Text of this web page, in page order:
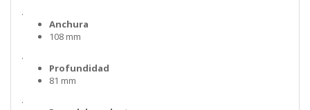
.
Anchura
108 mm
.
Profundidad
81 mm
.